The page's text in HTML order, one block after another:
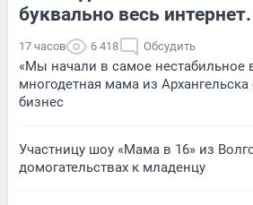
буквально весь
17 часов 6 418 Обсудить
«Мы начали в самое нестабильное
многодетная мама из
бизнес
Участницу шоу «Мама в 16» из
домогательствах к младенцу